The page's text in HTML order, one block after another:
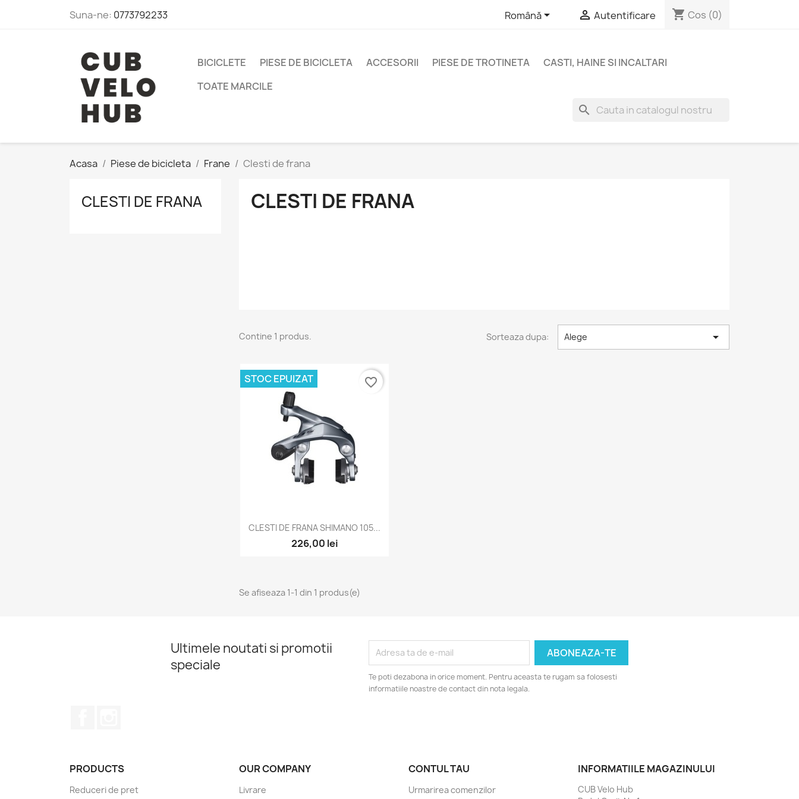
Suna-ne: 0773792233 Română  Autentificare shopping_cart Cos (0)
BICICLETE PIESE DE BICICLETA ACCESORII PIESE DE TROTINETA
CASTI, HAINE SI INCALTARI
TOATE MARCILE
search
Acasa Piese de bicicleta Frane Clesti de frana
CLESTI DE FRANA CLESTI DE FRANA
Contine 1 produs. Sorteaza dupa: Alege 
Vizualizare rapida
CLESTI DE FRANA SHIMANO 105...
226,00 lei
STOC EPUIZAT favorite_border
Se afiseaza 1-1 din 1 produs(e)
Ultimele noutati si promotii
speciale
Te poti dezabona in orice moment. Pentru aceasta te rugam sa folosesti
informatiile noastre de contact din nota legala.
PRODUCTS
Reduceri de pret
OUR COMPANY
Livrare
CONTUL TAU
Urmarirea comenzilor
INFORMATIILE MAGAZINULUI
CUB Velo Hub